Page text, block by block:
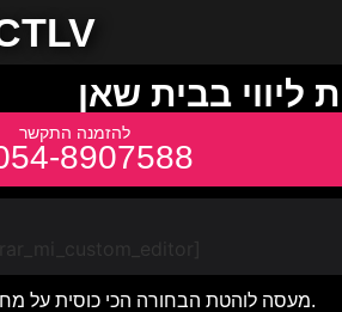
ליווי בבית שאן
8907588
מעסה לוהטת הבחורה הכי כוסית על מחכה לטלפון שלך עכשיו.